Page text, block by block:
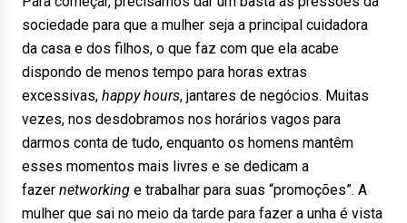
sociedade para que a mulher seja a principal cuidadora
da casa e dos filhos, o que faz com que ela acabe
dispondo de menos tempo para horas extras
excessivas, happy hours, jantares de negócios. Muitas
vezes, nos desdobramos nos horários vagos para
darmos conta de tudo, enquanto os homens mantêm
esses momentos mais livres e se dedicam a
fazer networking e trabalhar para suas “promoções”. A
mulher que sai no meio da tarde para fazer a unha é vista